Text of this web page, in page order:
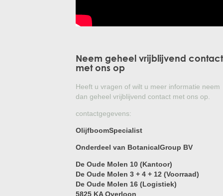
Neem geheel vrijblijvend contact
met ons op
Heeft u vragen of wilt u meer informatie neem
dan geheel vrijblijvend contact met ons op.
contactgegevens:
OlijfboomSpecialist
Onderdeel van BotanicalGroup BV
De Oude Molen 10 (Kantoor)
De Oude Molen 3 + 4 + 12 (Voorraad)
De Oude Molen 16 (Logistiek)
5825 KA Overloon